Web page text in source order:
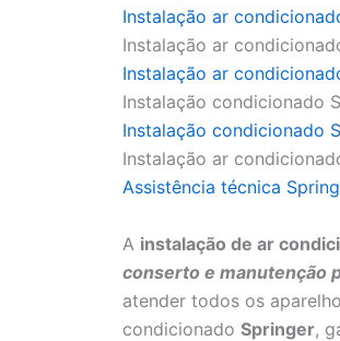
Instalação ar
Instalação ar
Instalação ar
Instalação condicionado
Instalação condicionado
Instalação ar
Assistência técnica
A instalação de ar
conserto e manutenção
atender todos os
condicionado Springer,